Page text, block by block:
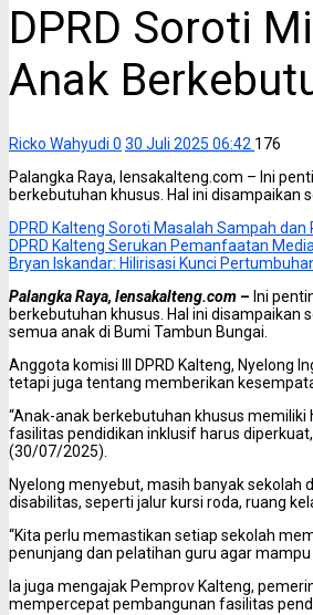
DPRD Soroti
Anak
Ricko Wahyudi 0 30 Juli 2025 06:42 176
Palangka Raya, lensakalteng.com – Ini
berkebutuhan khusus. Hal ini disampaikan
DPRD Kalteng Soroti Masalah Sampah dan
DPRD Kalteng Serukan Pemanfaatan
Bryan Iskandar: Hilirisasi Kunci
Palangka Raya, lensakalteng.com – Ini
berkebutuhan khusus. Hal ini
semua anak di Bumi Tambun Bungai.
Anggota komisi III DPRD Kalteng, Nyelong
tetapi juga tentang memberikan
“Anak-anak berkebutuhan khusus
fasilitas pendidikan inklusif harus
(30/07/2025).
Nyelong menyebut, masih banyak
disabilitas, seperti jalur kursi roda, ruang
“Kita perlu memastikan setiap sekolah
penunjang dan pelatihan guru agar
Ia juga mengajak Pemprov Kalteng,
mempercepat pembangunan fasilitas